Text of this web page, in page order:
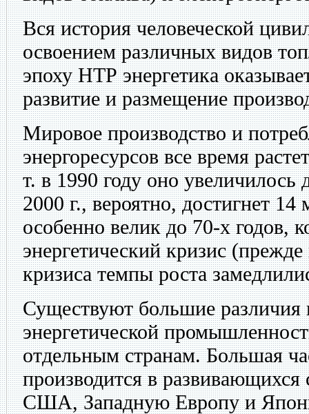
Вся история человеческой
освоением различных видов
эпоху НТР энергетика
развитие и размещение
Мировое производство и
энергоресурсов все время
т. в 1990 году оно увеличилось
2000 г., вероятно, достигнет
особенно велик до 70-х годов,
энергетический кризис
кризиса темпы роста
Существуют большие различия
энергетической
отдельным странам. Большая
производится в развивающихся
США, Западную Европу и